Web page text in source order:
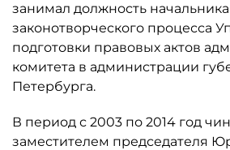
занимал должность
законотворческого процесса
подготовки правовых актов
комитета в администрации
Петербурга.
В период с 2003 по 2014 год
заместителем председателя